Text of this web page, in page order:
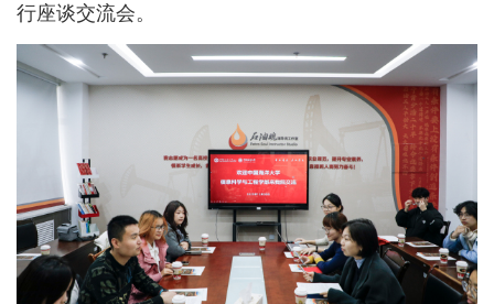
行座谈交流会。